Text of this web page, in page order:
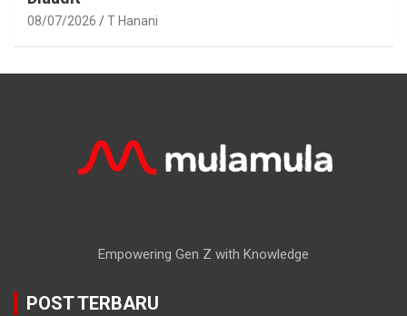
08/07/2026 T Hanani
Empowering Gen Z with Knowledge
POST TERBARU